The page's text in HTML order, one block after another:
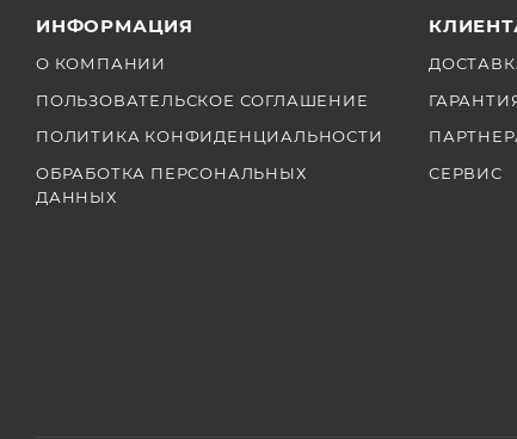
ИНФОРМАЦИЯ
О КОМПАНИИ
ПОЛЬЗОВАТЕЛЬСКОЕ СОГЛАШЕНИЕ
ПОЛИТИКА КОНФИДЕНЦИАЛЬНОСТИ
ОБРАБОТКА ПЕРСОНАЛЬНЫХ
ДАННЫХ
СЕРВИС